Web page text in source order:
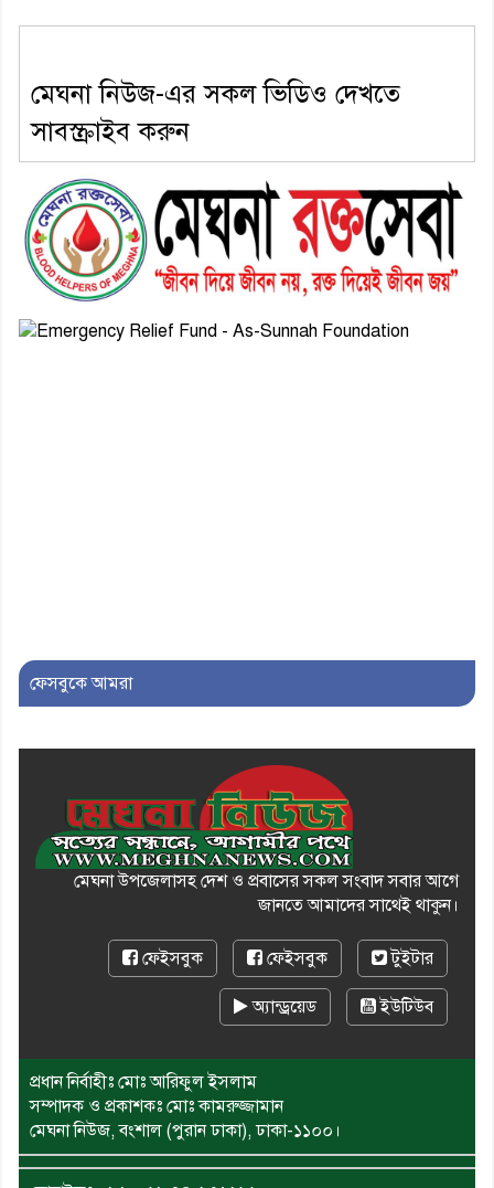
পেলেন দাউদকান্দি মডেল থানার
৬। দাউদকান্দিতে উপজেলা আইন-
শৃঙ্খলা কমিটির মাসিক সভা অনুষ্ঠিত
৭। দাউদকান্দিতে মুচি সম্প্রদায়ের
খোঁজখবর নিলেন ড. খন্দকার মারুফ
মেঘনা নিউজ-এর সকল ভিডিও দেখতে
সাবস্ক্রাইব করুন
ফেসবুকে আমরা
মেঘনা উপজেলাসহ দেশ ও প্রবাসের সকল সংবাদ সবার আগে
জানতে আমাদের সাথেই থাকুন।
ফেইসবুক ফেইসবুক টুইটার
অ্যান্ড্রয়েড ইউটিউব
প্রধান নির্বাহীঃ মোঃ আরিফুল ইসলাম
সম্পাদক ও প্রকাশকঃ মোঃ কামরুজ্জামান
মেঘনা নিউজ, বংশাল (পুরান ঢাকা), ঢাকা-১১০০।